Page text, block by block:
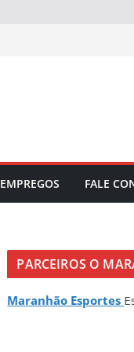
EMPREGOS FALE
PARCEIROS O
Maranhão Esportes